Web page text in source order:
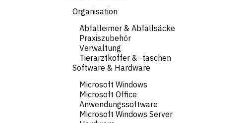
Organisation
Abfalleimer & Abfallsäcke
Praxiszubehör
Verwaltung
Tierarztkoffer & -taschen
Software & Hardware
Microsoft Windows
Microsoft Office
Anwendungssoftware
Microsoft Windows Server